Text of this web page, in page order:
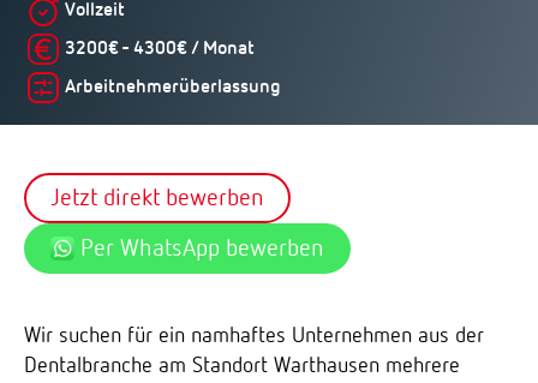
Vollzeit
3200€ - 4300€ / Monat
Arbeitnehmerüberlassung
Jetzt direkt bewerben
Per WhatsApp bewerben
Wir suchen für ein namhaftes Unternehmen aus der
Dentalbranche am Standort Warthausen mehrere